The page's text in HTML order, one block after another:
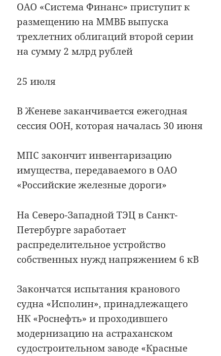
ОАО «Система Финанс» приступит к
размещению на ММВБ выпуска
трехлетних облигаций второй серии
на сумму 2 млрд рублей
25 июля
В Женеве заканчивается ежегодная
сессия ООН, которая началась 30 июня
МПС закончит инвентаризацию
имущества, передаваемого в ОАО
«Российские железные дороги»
На Северо-Западной ТЭЦ в Санкт-
Петербурге заработает
распределительное устройство
собственных нужд напряжением 6 кВ
Закончатся испытания кранового
судна «Исполин», принадлежащего
НК «Роснефть» и проходившего
модернизацию на астраханском
судостроительном заводе «Красные